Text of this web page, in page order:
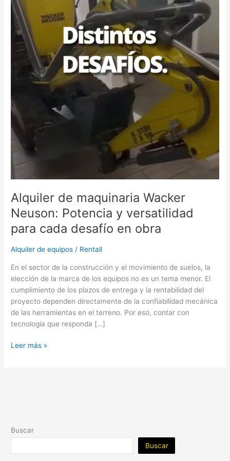
Alquiler de maquinaria Wacker
Neuson: Potencia y versatilidad
para cada desafío en obra
Alquiler de equipos / Rentall
En el sector de la construcción y el movimiento de suelos, la
elección de la marca de los equipos no es un tema menor. El
cumplimiento de los plazos de entrega y la rentabilidad del
proyecto dependen directamente de la confiabilidad mecánica
de las herramientas en el terreno. Por eso, contar con
tecnología que responda […]
versatilidad
para
cada
desafío
Leer más »
Buscar
Buscar